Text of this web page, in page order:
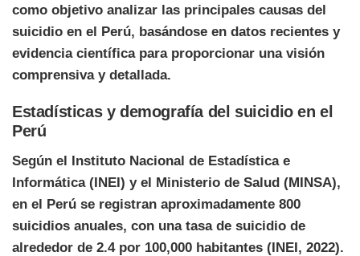
como objetivo analizar las principales causas del
suicidio en el Perú, basándose en datos recientes y
evidencia científica para proporcionar una visión
comprensiva y detallada.
Estadísticas y demografía del suicidio en el
Perú
Según el Instituto Nacional de Estadística e
Informática (INEI) y el Ministerio de Salud (MINSA),
en el Perú se registran aproximadamente 800
suicidios anuales, con una tasa de suicidio de
alrededor de 2.4 por 100,000 habitantes (INEI, 2022).